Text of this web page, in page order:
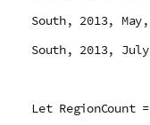
South, 2013,
South, 2013,
Let RegionCount